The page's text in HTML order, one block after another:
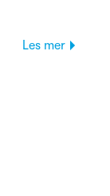
Les mer